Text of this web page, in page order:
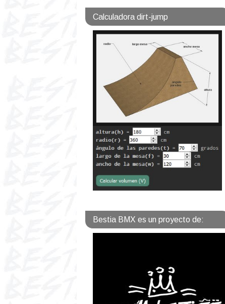
Calculadora dirt-jump
Bestia BMX es un proyecto de: